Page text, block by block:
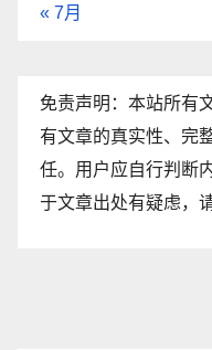
« 7月
免责声明：本站所有
有文章的真实性、完
任。用户应自行判断
于文章出处有疑虑，